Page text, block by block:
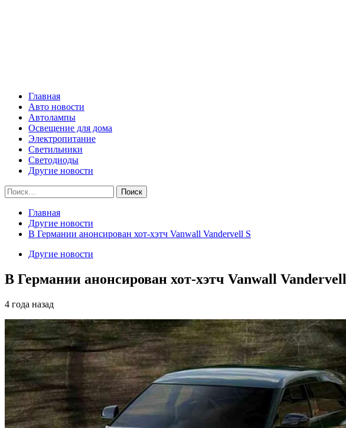
Главная
Авто новости
Автолампы
Освещение для дома
Электропитание
Светильники
Светодиоды
Другие новости
Найти:
Главная
Другие новости
В Германии анонсирован хот-хэтч Vanwall Vandervell S
Другие новости
В Германии анонсирован хот-хэтч Vanwall
4 года назад